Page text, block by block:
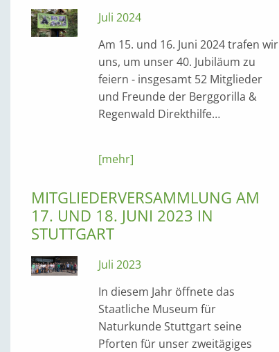
Juli 2024
Am 15. und 16. Juni 2024 trafen wir
uns, um unser 40. Jubiläum zu
feiern - insgesamt 52 Mitglieder
und Freunde der Berggorilla &
Regenwald Direkthilfe…
[mehr]
MITGLIEDERVERSAMMLUNG AM
17. UND 18. JUNI 2023 IN
STUTTGART
Juli 2023
In diesem Jahr öffnete das
Staatliche Museum für
Naturkunde Stuttgart seine
Pforten für unser zweitägiges